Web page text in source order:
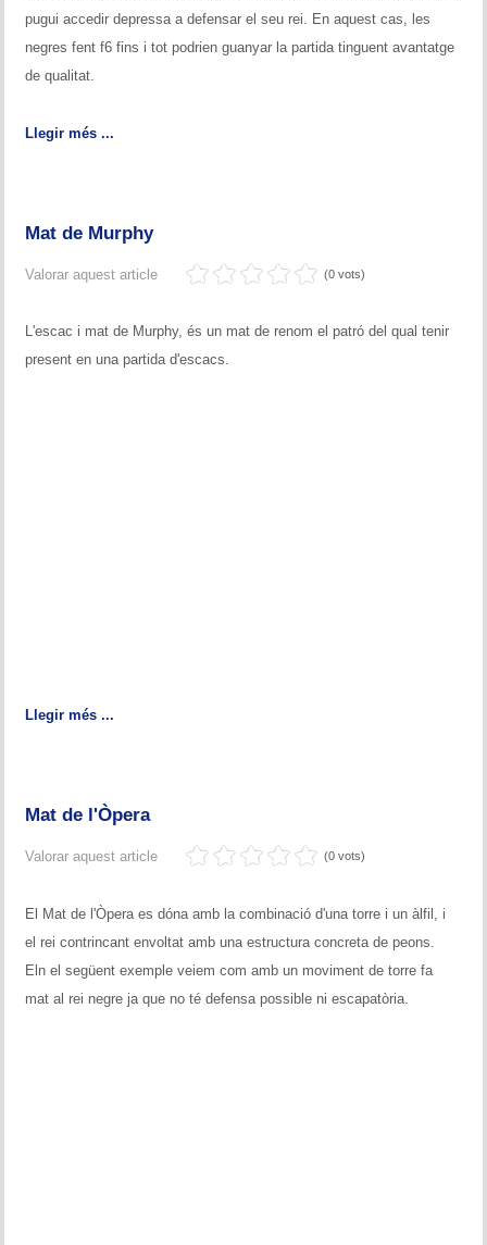
Altres tornejos
pugui accedir depressa a defensar el seu rei. En aquest cas, les
negres fent f6 fins i tot podrien guanyar la partida tinguent avantatge
de qualitat.
Llegir més ...
Mat de Murphy
Valorar aquest article (0 vots)
L'escac i mat de Murphy, és un mat de renom el patró del qual tenir
present en una partida d'escacs.
Llegir més ...
Mat de l'Òpera
Valorar aquest article (0 vots)
El Mat de l'Òpera es dóna amb la combinació d'una torre i un àlfil, i
el rei contrincant envoltat amb una estructura concreta de peons.
Eln el següent exemple veiem com amb un moviment de torre fa
mat al rei negre ja que no té defensa possible ni escapatòria.